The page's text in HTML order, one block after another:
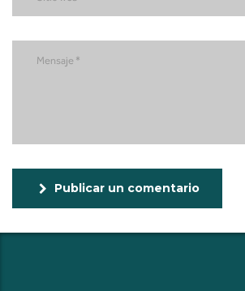
Publicar un comentario